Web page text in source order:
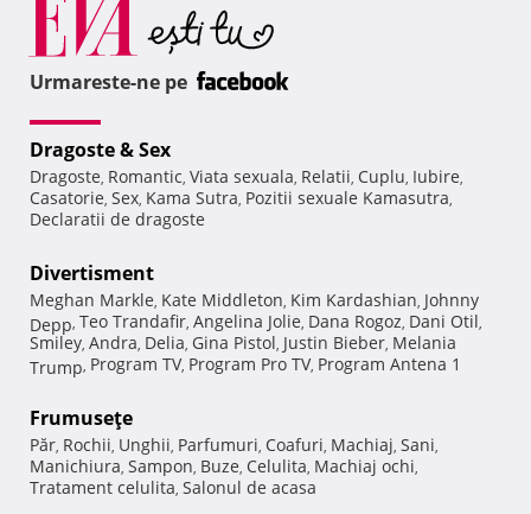
Urmareste-ne pe
Dragoste & Sex
Dragoste, Romantic, Viata sexuala, Relatii, Cuplu, Iubire,
Casatorie, Sex, Kama Sutra, Pozitii sexuale Kamasutra,
Declaratii de dragoste
Divertisment
Meghan Markle, Kate Middleton, Kim Kardashian, Johnny
Depp, Teo Trandafir, Angelina Jolie, Dana Rogoz, Dani Otil,
Smiley, Andra, Delia, Gina Pistol, Justin Bieber, Melania
Trump, Program TV, Program Pro TV, Program Antena 1
Frumuseţe
Păr, Rochii, Unghii, Parfumuri, Coafuri, Machiaj, Sani,
Manichiura, Sampon, Buze, Celulita, Machiaj ochi,
Tratament celulita, Salonul de acasa